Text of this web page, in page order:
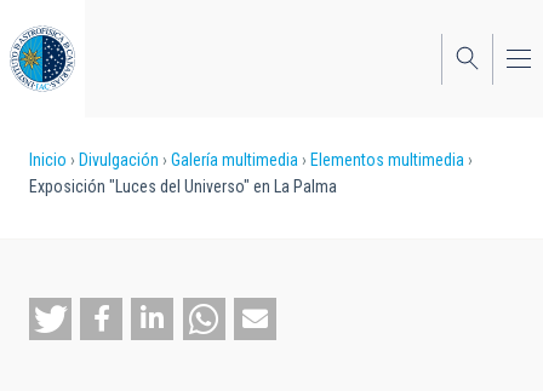
al
contenido
principal
Sobrescribir
enlaces
ayuda
a
Inicio Divulgación Galería multimedia
Elementos multimedia
Exposición "Luces del Universo" en La Palma